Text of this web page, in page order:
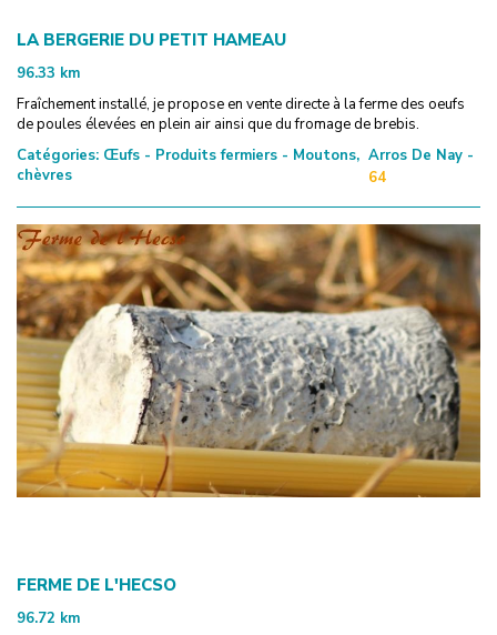
LA BERGERIE DU PETIT HAMEAU
96.33 km
Fraîchement installé, je propose en vente directe à la ferme des oeufs
de poules élevées en plein air ainsi que du fromage de brebis.
Catégories: Œufs - Produits fermiers - Moutons,
chèvres
Arros De Nay -
64
FERME DE L'HECSO
96.72 km